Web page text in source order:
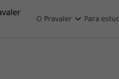
principal
O Pravaler Para